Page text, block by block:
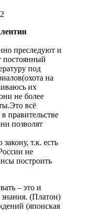
преследуют и
постоянный
под
на
их
не более
всё
правительстве
позволят
т.к. есть
не
построить
– это и
знания. (Платон)
(японская